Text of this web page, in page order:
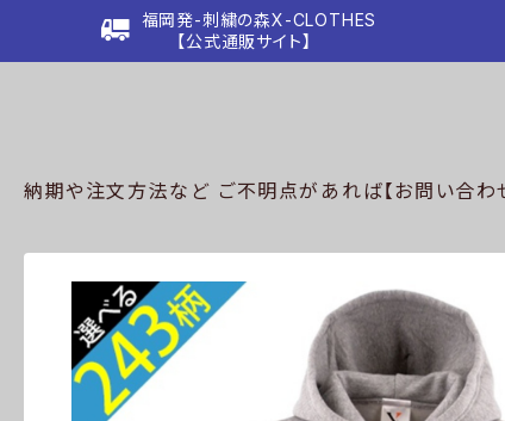
福岡発-刺繍の森X-CLOTHES
【公式通販サイト】
納期や注文方法など ご不明点があれば【お問い合わ